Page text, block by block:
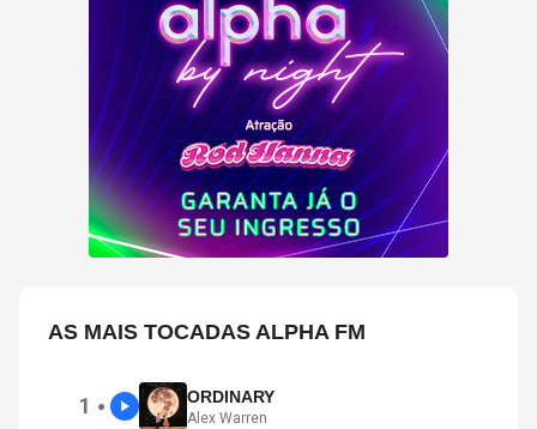
AS MAIS TOCADAS ALPHA FM
1 ● ORDINARY
Alex Warren